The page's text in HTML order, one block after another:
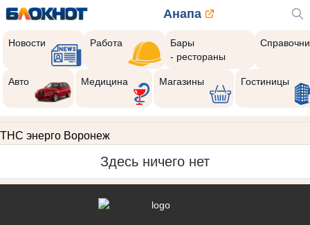
Анапа
Новости Работа
Бары
- рестораны
Авто Медицина Магазины Гостиницы
ТНС энерго Воронеж
Здесь ничего нет